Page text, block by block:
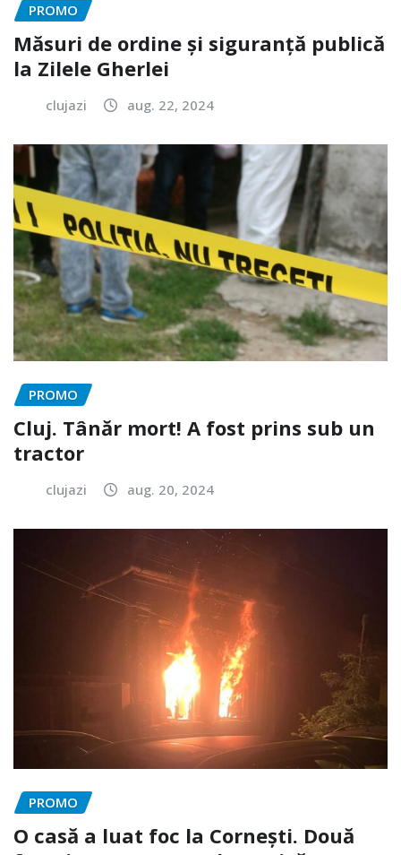
PROMO
Măsuri de ordine și siguranță publică
la Zilele Gherlei
clujazi aug. 22, 2024
PROMO
Cluj. Tânăr mort! A fost prins sub un
tractor
clujazi aug. 20, 2024
PROMO
O casă a luat foc la Cornești. Două